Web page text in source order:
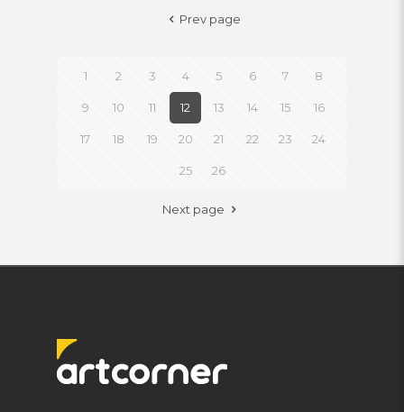
Prev page
1 2 3 4 5 6 7 8
9 10 11 12 13 14 15 16
17 18 19 20 21 22 23 24
25 26
Next page